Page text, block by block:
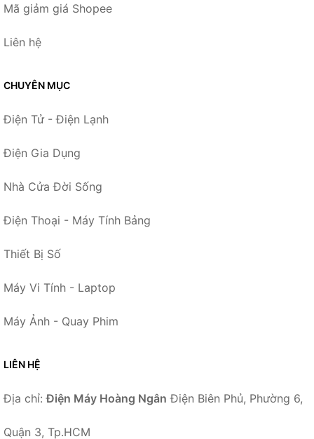
Mã giảm giá Shopee
Liên hệ
CHUYÊN MỤC
Điện Tử - Điện Lạnh
Điện Gia Dụng
Nhà Cửa Đời Sống
Điện Thoại - Máy Tính Bảng
Thiết Bị Số
Máy Vi Tính - Laptop
Máy Ảnh - Quay Phim
LIÊN HỆ
Địa chỉ:Điện Máy Hoàng Ngân Điện Biên Phủ, Phường 6,
Quận 3, Tp.HCM